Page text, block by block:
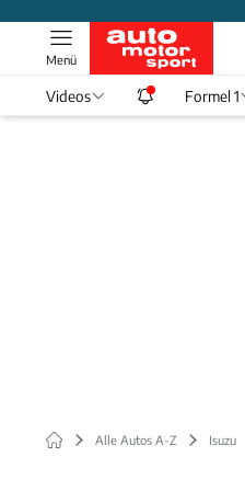
Menü
Videos Formel 1
Alle Autos A-Z Isuzu